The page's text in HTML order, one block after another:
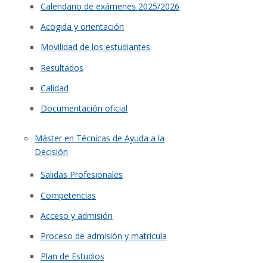
Calendario de exámenes 2025/2026
Acogida y orientación
Movilidad de los estudiantes
Resultados
Calidad
Documentación oficial
Máster en Técnicas de Ayuda a la
Decisión
Salidas Profesionales
Competencias
Acceso y admisión
Proceso de admisión y matricula
Plan de Estudios